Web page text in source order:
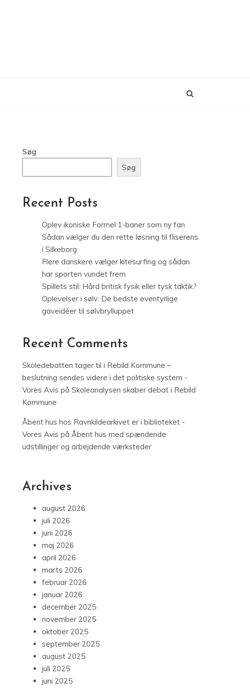
Søg
Søg
Recent Posts
Oplev ikoniske Formel 1-baner som ny fan
Sådan vælger du den rette løsning til fliserens
i Silkeborg
Flere danskere vælger kitesurfing og sådan
har sporten vundet frem
Spillets stil: Hård britisk fysik eller tysk taktik?
Oplevelser i sølv: De bedste eventyrlige
gaveidéer til sølvbrylluppet
Recent Comments
Skoledebatten tager til i Rebild Kommune –
beslutning sendes videre i det politiske system -
Vores Avis på Skoleanalysen skaber debat i Rebild
Kommune
Åbent hus hos Ravnkildearkivet er i biblioteket -
Vores Avis på Åbent hus med spændende
udstillinger og arbejdende værksteder
Archives
august 2026
juli 2026
juni 2026
maj 2026
april 2026
marts 2026
februar 2026
januar 2026
december 2025
november 2025
oktober 2025
september 2025
august 2025
juli 2025
juni 2025